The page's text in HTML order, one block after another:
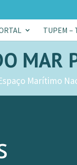
TUPEM –
MAR
Marítimo